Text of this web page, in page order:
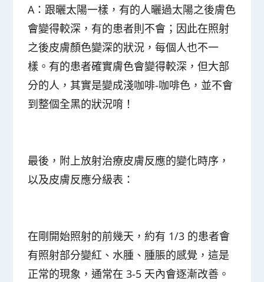
A：跟曬太陽一樣，有的人曬過太陽之後膚色
會變得較深，有的患者則不會；因此在照射
之後皮膚顏色變深的狀況，每個人也不一
樣。有的患者確實膚色會變得較深，但大部
分的人，其實是變成淺咖啡-咖啡色，並不會
到整個全黑的狀況唷！
最後，附上放射治療皮膚反應的變化時序，
以及皮膚反應分級表：
在剛開始照射的前幾天，約有 1/3 的患者會
有照射部分變紅、水腫、腫脹的感覺，這是
正常的現象，通常在 3-5 天內會逐漸改善。